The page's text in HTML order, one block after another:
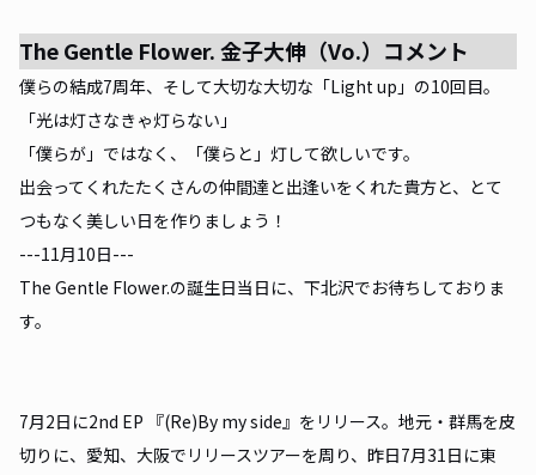
The Gentle Flower. 金子大伸（Vo.）コメント
僕らの結成7周年、そして大切な大切な「Light up」の10回目。
「光は灯さなきゃ灯らない」
「僕らが」ではなく、「僕らと」灯して欲しいです。
出会ってくれたたくさんの仲間達と出逢いをくれた貴方と、とて
つもなく美しい日を作りましょう！
---11月10日---
The Gentle Flower.の誕生日当日に、下北沢でお待ちしておりま
す。
7月2日に2nd EP 『(Re)By my side』をリリース。地元・群馬を皮
切りに、愛知、大阪でリリースツアーを周り、昨日7月31日に東